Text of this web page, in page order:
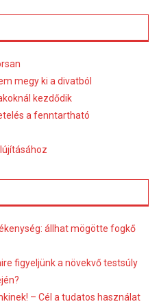
megy ki a divatból
kezdődik
a fenntartható
állhat mögötte fogkő
figyeljünk a növekvő testsúly
– Cél a tudatos használat